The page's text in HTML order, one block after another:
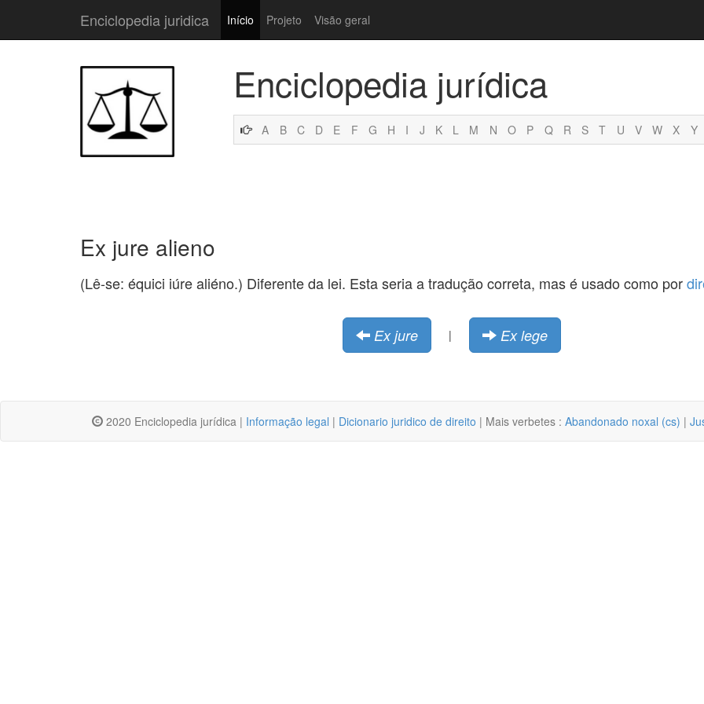
Enciclopedia juridica Início Projeto Visão geral
Enciclopedia jurídica
A B C D E F G H I J K L M N O P Q R S T U V W X Y
Ex jure alieno
(Lê-se: équici iúre aliéno.) Diferente da lei. Esta seria a tradução correta, mas é usado como por
Ex jure | Ex lege
2020 Enciclopedia jurídica | Informação legal | Dicionario juridico de direito | Mais verbetes : Abandonado noxal (cs) |